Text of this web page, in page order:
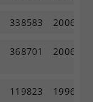
338583 2006
368701 2006
119823 1996